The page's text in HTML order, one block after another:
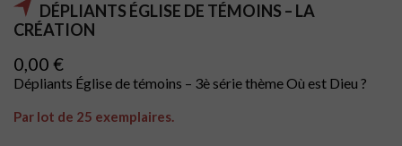
DÉPLIANTS ÉGLISE DE TÉMOINS – LA
CRÉATION
0,00 €
Dépliants Église de témoins – 3è série thème Où est Dieu ?
Par lot de 25 exemplaires.